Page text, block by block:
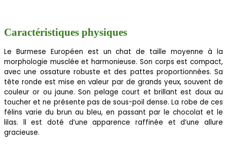
Caractéristiques physiques
Le Burmese Européen est un chat de taille moyenne à la
morphologie musclée et harmonieuse. Son corps est compact,
avec une ossature robuste et des pattes proportionnées. Sa
tête ronde est mise en valeur par de grands yeux, souvent de
couleur or ou jaune. Son pelage court et brillant est doux au
toucher et ne présente pas de sous-poil dense. La robe de ces
félins varie du brun au bleu, en passant par le chocolat et le
lilas. ll est doté d’une apparence raffinée et d’une allure
gracieuse.